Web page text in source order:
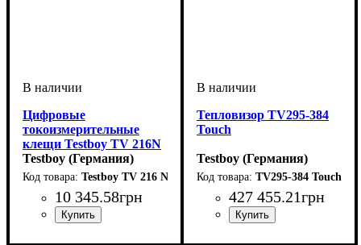
Цифровые
токоизмерительные
клещи Testboy TV 216N
Testboy (Германия)
Testboy TV 216 N
10 345.58грн
Тепловизор TV295-384
Touch
Testboy (Германия)
TV295-384 Touch
427 455.21грн